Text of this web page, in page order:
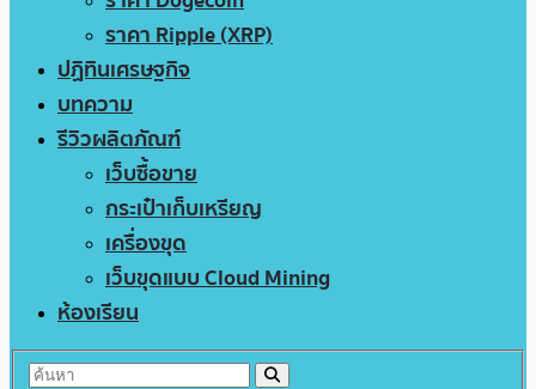
ราคา Ripple (XRP)
ปฏิทินเศรษฐกิจ
บทความ
รีวิวผลิตภัณฑ์
เว็บซื้อขาย
กระเป๋าเก็บเหรียญ
เครื่องขุด
เว็บขุดแบบ Cloud Mining
ห้องเรียน